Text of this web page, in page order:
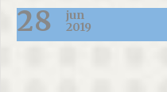
28
jun
2019